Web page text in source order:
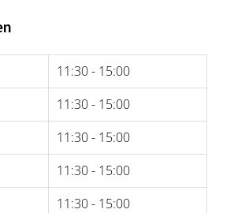
11:30 - 15:00
11:30 - 15:00
11:30 - 15:00
11:30 - 15:00
11:30 - 15:00